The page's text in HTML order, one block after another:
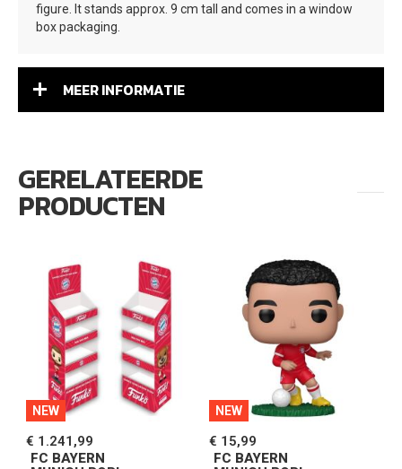
figure. It stands approx. 9 cm tall and comes in a window
box packaging.
MEER INFORMATIE
GERELATEERDE
PRODUCTEN
NEW
FC BAYERN
€ 1.241,99
NEW
FC BAYERN
€ 15,99